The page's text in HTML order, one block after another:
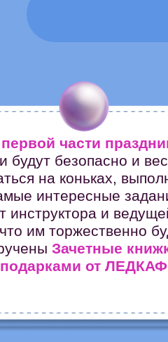
части
будут безопасно и
на коньках,
интересные
инструктора и
им торжественно
Зачетные
от